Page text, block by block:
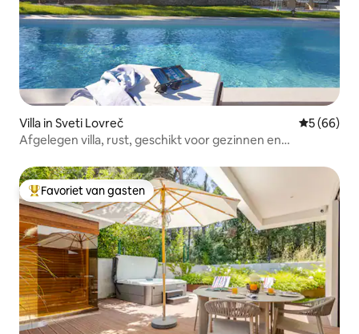
Villa in Sveti Lovreč
5 (66)
Afgelegen villa, rust, geschikt voor gezinnen en
Topfavoriet van gasten
Favoriet van gasten